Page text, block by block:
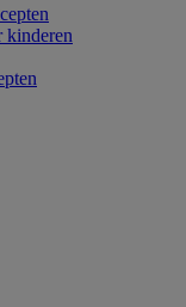
kinderen